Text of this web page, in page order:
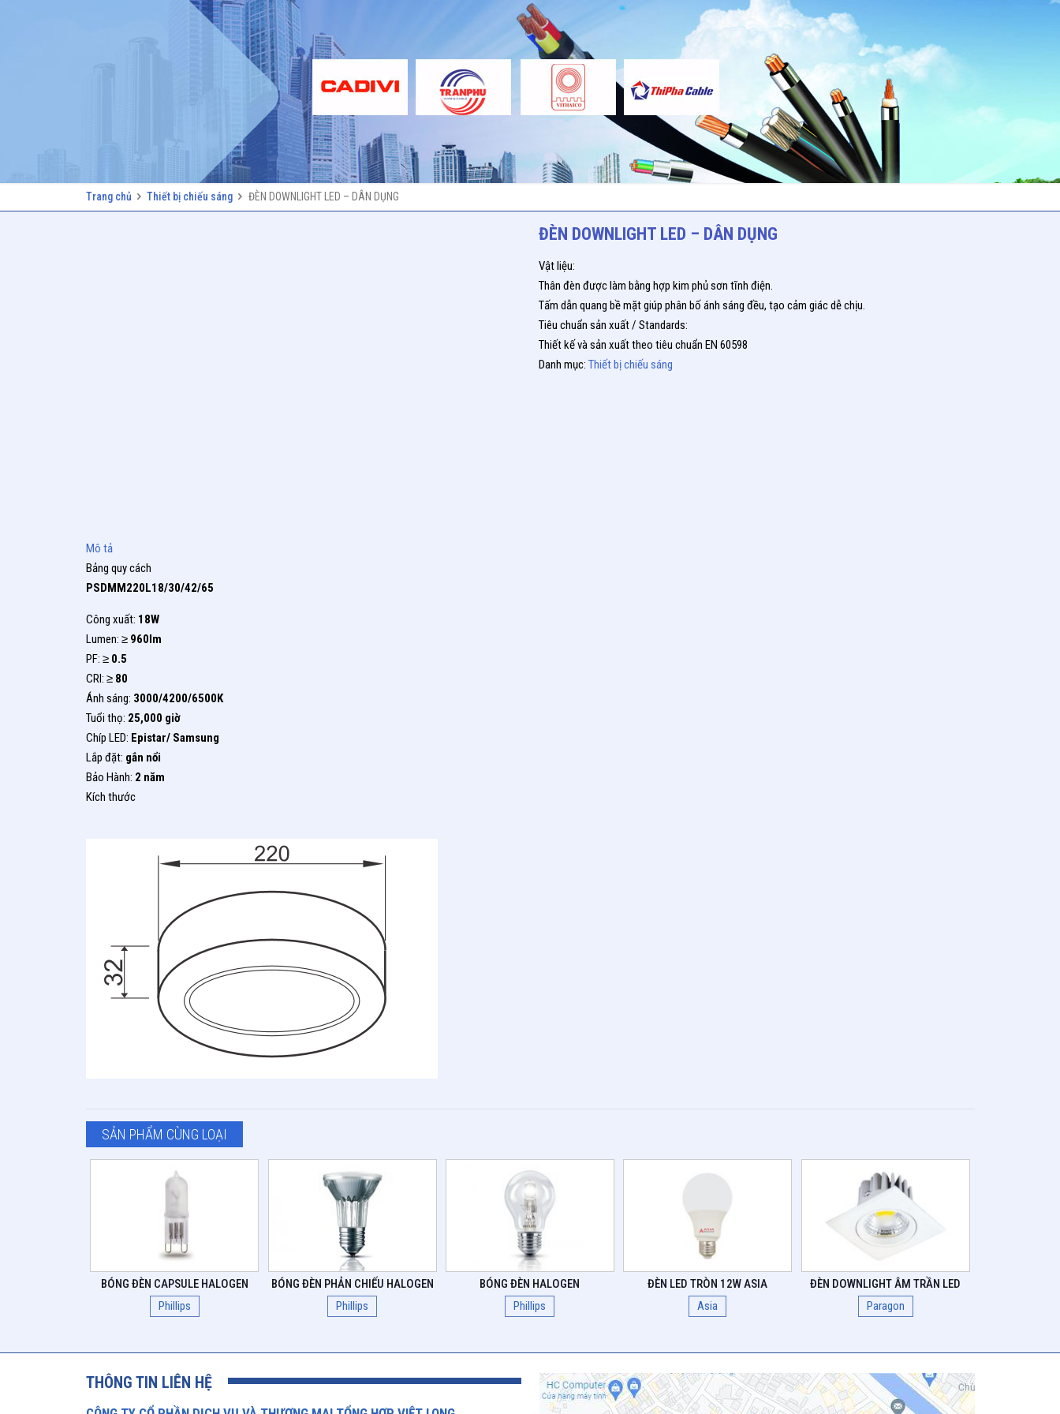
Trang chủ Thiết bị chiếu sáng ĐÈN DOWNLIGHT LED – DÂN DỤNG
ĐÈN DOWNLIGHT LED – DÂN DỤNG
Vật liệu:
Thân đèn được làm bằng hợp kim phủ sơn tĩnh điện.
Tấm dẫn quang bề mặt giúp phân bố ánh sáng đều, tạo cảm giác dễ chịu.
Tiêu chuẩn sản xuất / Standards:
Thiết kế và sản xuất theo tiêu chuẩn EN 60598
Danh mục:Thiết bị chiếu sáng
Mô tả
Bảng quy cách
PSDMM220L18/30/42/65
Công xuất: 18W
Lumen: ≥ 960lm
PF: ≥ 0.5
CRI: ≥ 80
Ánh sáng: 3000/4200/6500K
Tuổi thọ: 25,000 giờ
Chíp LED: Epistar/ Samsung
Lắp đặt: gắn nổi
Bảo Hành: 2 năm
Kích thước
SẢN PHẨM CÙNG LOẠI
BÓNG ĐÈN CAPSULE HALOGEN
Phillips
BÓNG ĐÈN PHẢN CHIẾU HALOGEN
Phillips
BÓNG ĐÈN HALOGEN
Phillips
ĐÈN LED TRÒN 12W ASIA
Asia
ĐÈN DOWNLIGHT ÂM TRẦN LED
Paragon
THÔNG TIN LIÊN HỆ